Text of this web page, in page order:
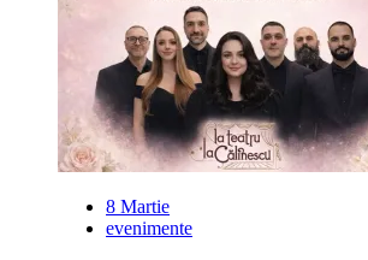
8 Martie
evenimente